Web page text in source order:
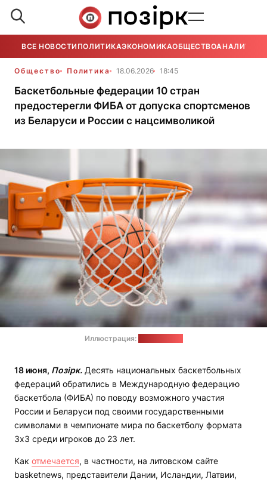
ВСЕ НОВОСТИ ПОЛИТИКАЭКОНОМИКАОБЩЕСТВОАНАЛИТИКА
Общество Политика 18.06.2026 18:45
Баскетбольные федерации 10 стран
предостерегли ФИБА от допуска спортсменов
из Беларуси и России с нацсимволикой
Иллюстрация:
18 июня, Позірк. Десять национальных баскетбольных
федераций обратились в Международную федерацию
баскетбола (ФИБА) по поводу возможного участия
России и Беларуси под своими государственными
символами в чемпионате мира по баскетболу формата
3х3 среди игроков до 23 лет.
Как отмечается, в частности, на литовском сайте
basketnews, представители Дании, Исландии, Латвии,